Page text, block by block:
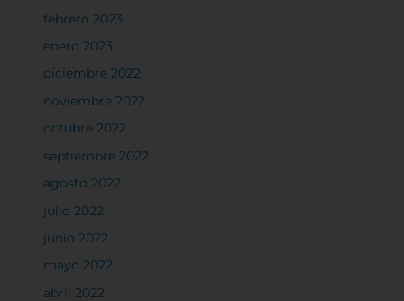
febrero 2023
enero 2023
diciembre 2022
noviembre 2022
octubre 2022
septiembre 2022
agosto 2022
julio 2022
junio 2022
mayo 2022
abril 2022